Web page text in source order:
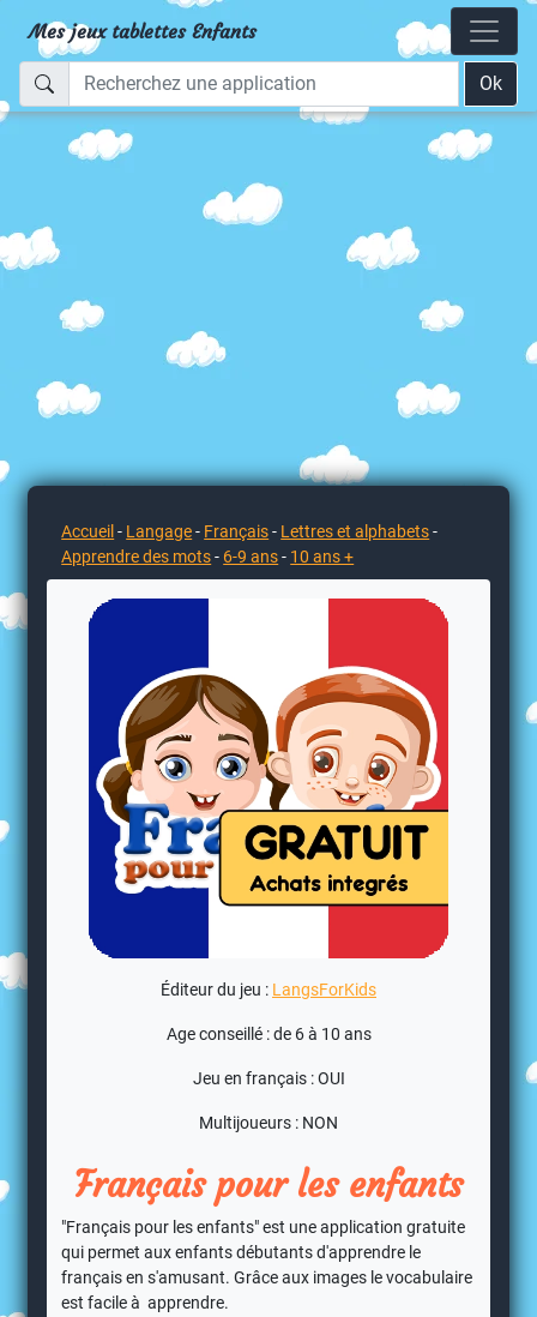
Mes jeux tablettes Enfants
Ok
Accueil - Langage- Français- Lettres et alphabets-
Apprendre des mots- 6-9 ans- 10 ans +
Éditeur du jeu : LangsForKids
Age conseillé : de 6 à 10 ans
Jeu en français : OUI
Multijoueurs : NON
Français pour les enfants
"Français pour les enfants" est une application gratuite
qui permet aux enfants débutants d'apprendre le
français en s'amusant. Grâce aux images le vocabulaire
est facile à apprendre.